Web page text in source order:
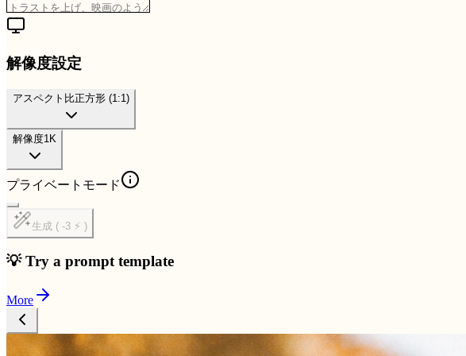
解像度設定
アスペクト比正方形 (1:1)
解像度1K
プライベートモード
生成 ( -3 ⚡ )
💡 Try a prompt template
More